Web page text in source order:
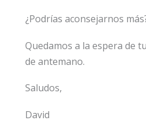
¿Podrías aconsejarnos
Quedamos a la espera de
de antemano.
Saludos,
David